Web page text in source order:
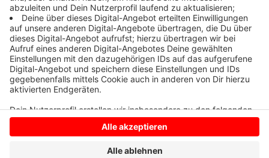
Anzeige